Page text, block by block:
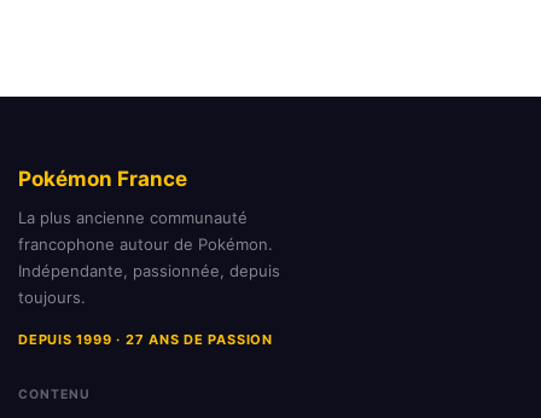
Pokémon France
La plus ancienne communauté
francophone autour de Pokémon.
Indépendante, passionnée, depuis
toujours.
DEPUIS 1999 · 27 ANS DE PASSION
CONTENU